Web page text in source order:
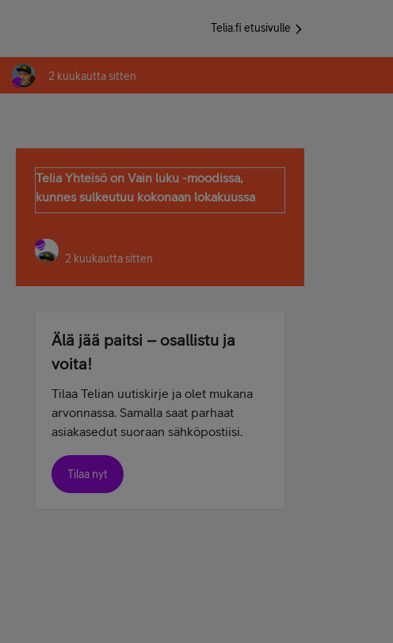
Telia.fi etusivulle
2 kuukautta sitten
Telia Yhteisö on Vain luku -moodissa,
kunnes sulkeutuu kokonaan lokakuussa
2 kuukautta sitten
Älä jää paitsi – osallistu ja
voita!
Tilaa Telian uutiskirje ja olet mukana
arvonnassa. Samalla saat parhaat
asiakasedut suoraan sähköpostiisi.
Tilaa nyt